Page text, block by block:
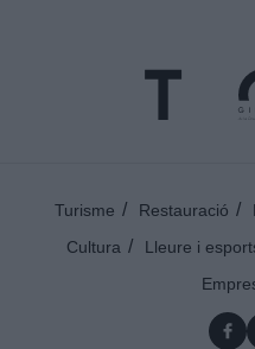
Turisme Restauració
Cultura
Lleure i